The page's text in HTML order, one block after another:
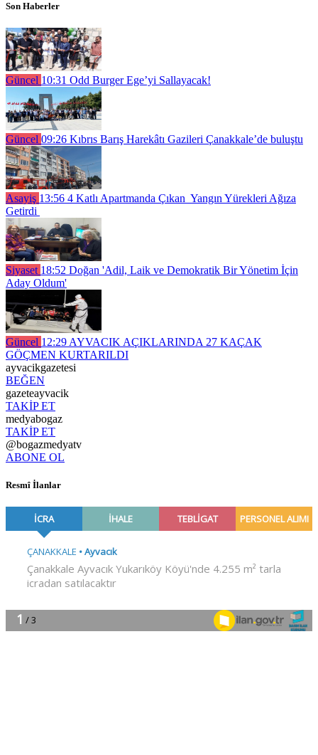
Son Haberler
Güncel 10:31 Odd Burger Ege’yi Sallayacak!
Güncel 09:26 Kıbrıs Barış Harekâtı Gazileri Çanakkale’de buluştu
Asayiş 13:56 4 Katlı Apartmanda Çıkan Yangın Yürekleri Ağıza
Getirdi
Siyaset 18:52 Doğan 'Adil, Laik ve Demokratik Bir Yönetim İçin
Aday Oldum'
Güncel 12:29 AYVACIK AÇIKLARINDA 27 KAÇAK
GÖÇMEN KURTARILDI
ayvacikgazetesi
BEĞEN
gazeteayvacik
TAKİP ET
medyabogaz
TAKİP ET
@bogazmedyatv
ABONE OL
Resmî İlanlar